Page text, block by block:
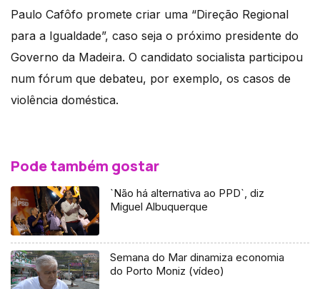
Paulo Cafôfo promete criar uma “Direção Regional
para a Igualdade”, caso seja o próximo presidente do
Governo da Madeira. O candidato socialista participou
num fórum que debateu, por exemplo, os casos de
violência doméstica.
Pode também gostar
`Não há alternativa ao PPD`, diz
Miguel Albuquerque
Semana do Mar dinamiza economia
do Porto Moniz (vídeo)